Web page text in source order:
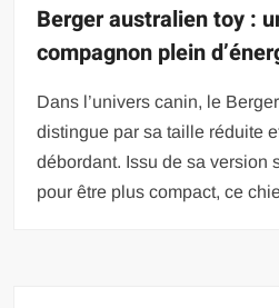
Berger australien toy :
compagnon plein
Dans l’univers canin, le
distingue par sa taille réduite
débordant. Issu de sa version
pour être plus compact, ce